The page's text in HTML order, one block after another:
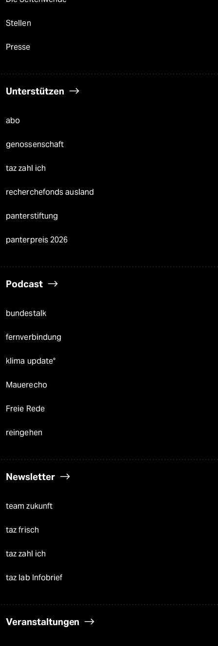
Stellen
Presse
Unterstützen
abo
genossenschaft
taz zahl ich
recherchefonds ausland
panterstiftung
panterpreis 2026
Podcast
bundestalk
fernverbindung
klima update°
Mauerecho
Freie Rede
reingehen
Newsletter
team zukunft
taz frisch
taz zahl ich
taz lab Infobrief
Veranstaltungen